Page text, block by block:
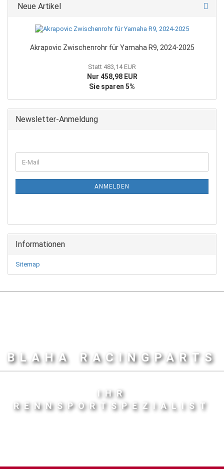
Neue Artikel
Akrapovic Zwischenrohr für Yamaha R9, 2024-2025
Statt 483,14 EUR
Nur 458,98 EUR
Sie sparen 5%
Newsletter-Anmeldung
ZUR
E-
Mail
ANMELDEN
Informationen
Sitemap
BLAHA RACINGPARTS
IHR
RENNSPORTSPEZIALIST